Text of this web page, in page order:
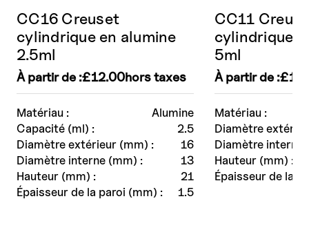
Matériau :
Alumine
Capacité (ml) :
2.5
Diamètre extérieur (mm) :
16
Diamètre interne (mm) :
13
Hauteur (mm) :
21
Épaisseur de la paroi (mm) :
1.5
CC16 Creuset
cylindrique en alumine
2.5ml
À partir de :£12.00hors taxes
Matériau :
Diamètre
Diamètre interne
Hauteur (mm) :
Épaisseur de la
CC11
cylindrique
5ml
À partir de :£